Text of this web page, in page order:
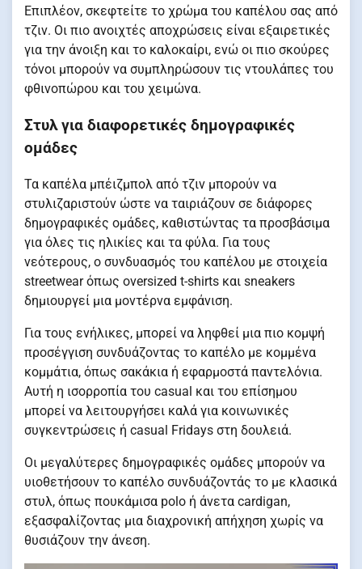
Επιπλέον, σκεφτείτε το χρώμα του καπέλου σας από
τζιν. Οι πιο ανοιχτές αποχρώσεις είναι εξαιρετικές
για την άνοιξη και το καλοκαίρι, ενώ οι πιο σκούρες
τόνοι μπορούν να συμπληρώσουν τις ντουλάπες του
φθινοπώρου και του χειμώνα.
Στυλ για διαφορετικές δημογραφικές
ομάδες
Τα καπέλα μπέιζμπολ από τζιν μπορούν να
στυλιζαριστούν ώστε να ταιριάζουν σε διάφορες
δημογραφικές ομάδες, καθιστώντας τα προσβάσιμα
για όλες τις ηλικίες και τα φύλα. Για τους
νεότερους, ο συνδυασμός του καπέλου με στοιχεία
streetwear όπως oversized t-shirts και sneakers
δημιουργεί μια μοντέρνα εμφάνιση.
Για τους ενήλικες, μπορεί να ληφθεί μια πιο κομψή
προσέγγιση συνδυάζοντας το καπέλο με κομμένα
κομμάτια, όπως σακάκια ή εφαρμοστά παντελόνια.
Αυτή η ισορροπία του casual και του επίσημου
μπορεί να λειτουργήσει καλά για κοινωνικές
συγκεντρώσεις ή casual Fridays στη δουλειά.
Οι μεγαλύτερες δημογραφικές ομάδες μπορούν να
υιοθετήσουν το καπέλο συνδυάζοντάς το με κλασικά
στυλ, όπως πουκάμισα polo ή άνετα cardigan,
εξασφαλίζοντας μια διαχρονική απήχηση χωρίς να
θυσιάζουν την άνεση.